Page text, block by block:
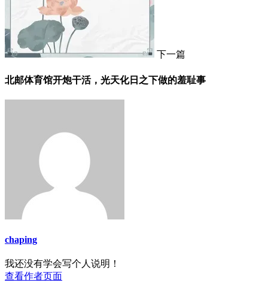
下一篇
北邮体育馆开炮干活，光天化日之下做的羞耻事
chaping
我还没有学会写个人说明！
查看作者页面